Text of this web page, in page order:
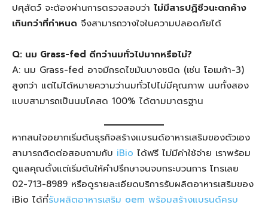
ปศุสัตว์ จะต้องผ่านการตรวจสอบว่า ไม่มีสารปฏิชีวนะตกค้าง
เกินกว่าที่กำหนด จึงสามารถวางใจในความปลอดภัยได้
Q: นม Grass-fed ดีกว่านมทั่วไปมากหรือไม่?
A: นม Grass-fed อาจมีกรดไขมันบางชนิด (เช่น โอเมก้า-3)
สูงกว่า แต่ไม่ได้หมายความว่านมทั่วไปไม่มีคุณภาพ นมทั้งสอง
แบบสามารถเป็นนมโคสด 100% ได้ตามมาตรฐาน
หากสนใจอยากเริ่มต้นธุรกิจสร้างแบรนด์อาหารเสริมของตัวเอง
สามารถติดต่อสอบถามกับ iBio ได้ฟรี ไม่มีค่าใช้จ่าย เราพร้อม
ดูแลคุณตั้งแต่เริ่มต้นให้คำปรึกษาจนจบกระบวนการ โทรเลย
02-713-8989 หรือดูรายละเอียดบริการรับผลิตอาหารเสริมของ
iBio ได้ที่รับผลิตอาหารเสริม oem พร้อมสร้างแบรนด์ครบ